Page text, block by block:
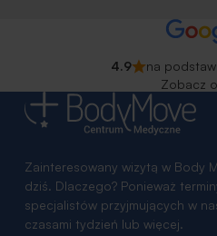
4.9
na
Zobacz
Zainteresowany wizytą w Body
dziś. Dlaczego? Ponieważ
specjalistów przyjmujących w
czasami tydzień lub więcej.